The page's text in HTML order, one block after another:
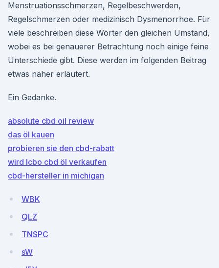
Menstruationsschmerzen, Regelbeschwerden,
Regelschmerzen oder medizinisch Dysmenorrhoe. Für
viele beschreiben diese Wörter den gleichen Umstand,
wobei es bei genauerer Betrachtung noch einige feine
Unterschiede gibt. Diese werden im folgenden Beitrag
etwas näher erläutert.
Ein Gedanke.
absolute cbd oil review
das öl kauen
probieren sie den cbd-rabatt
wird lcbo cbd öl verkaufen
cbd-hersteller in michigan
WBK
QLZ
TNSPC
sW